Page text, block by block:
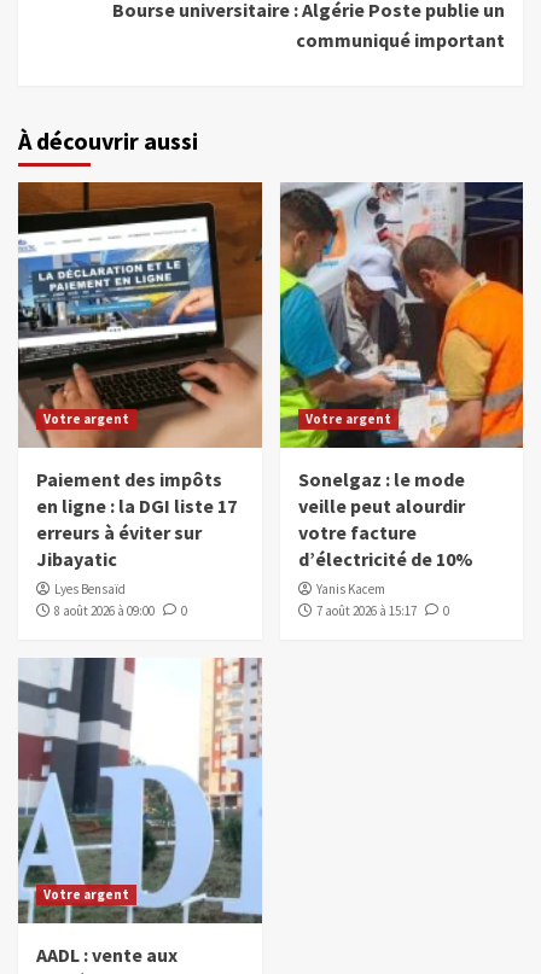
Bourse universitaire : Algérie Poste publie un
communiqué important
À découvrir aussi
Votre argent
Paiement des impôts
en ligne : la DGI liste 17
erreurs à éviter sur
Jibayatic
Lyes Bensaïd
8 août 2026 à 09:00
0
Votre argent
Sonelgaz : le mode
veille peut alourdir
votre facture
d’électricité de 10%
Yanis Kacem
7 août 2026 à 15:17
0
Votre argent
AADL : vente aux